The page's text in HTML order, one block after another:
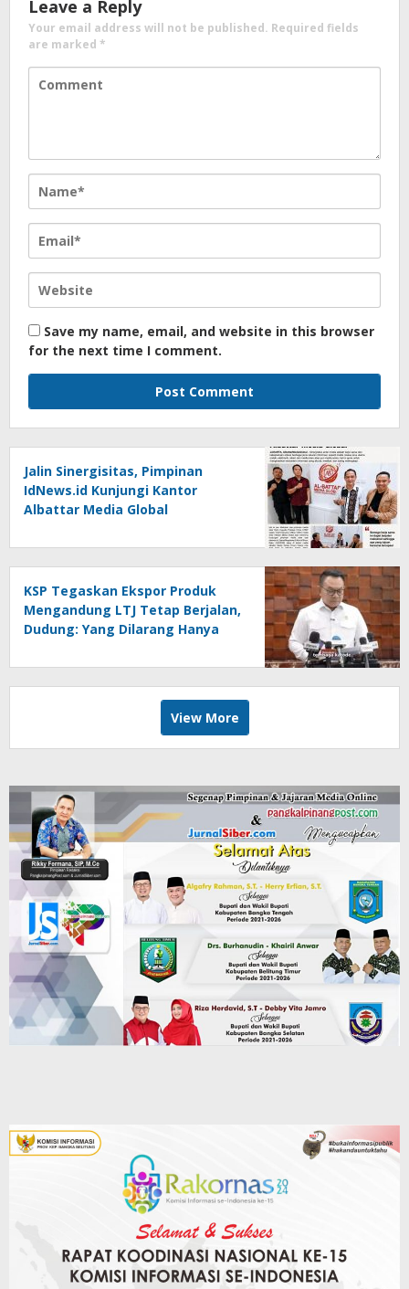
Leave a Reply
Your email address will not be published. Required fields
are marked *
Save my name, email, and website in this browser
for the next time I comment.
Jalin Sinergisitas, Pimpinan
IdNews.id Kunjungi Kantor
Albattar Media Global
KSP Tegaskan Ekspor Produk
Mengandung LTJ Tetap Berjalan,
Dudung: Yang Dilarang Hanya
View More